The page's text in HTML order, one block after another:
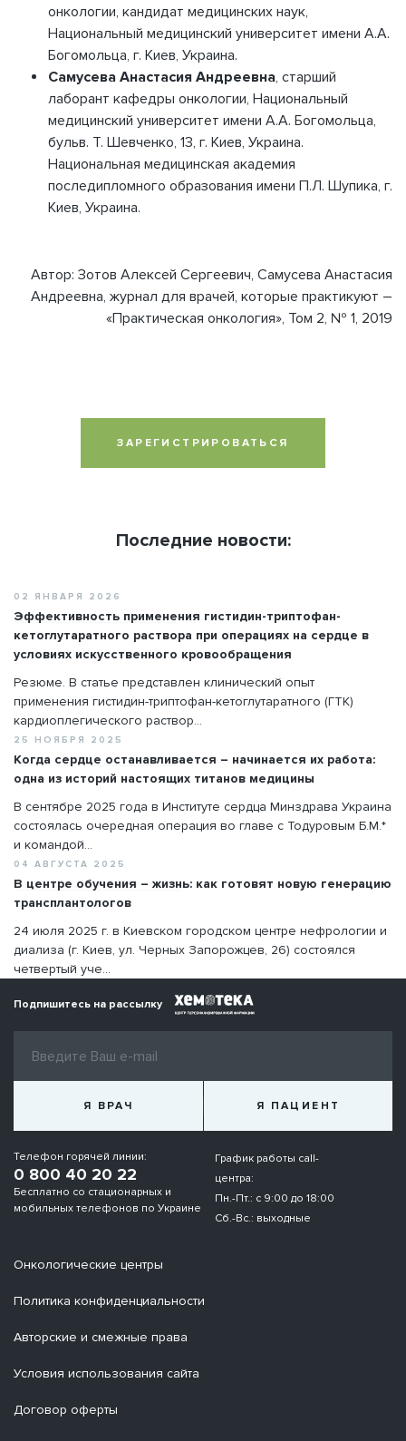
онкологии, кандидат медицинских наук,
Национальный медицинский университет имени А.А.
Богомольца, г. Киев, Украина.
Самусева Анастасия Андреевна, старший
лаборант кафедры онкологии, Национальный
медицинский университет имени А.А. Богомольца,
бульв. Т. Шевченко, 13, г. Киев, Украина.
Национальная медицинская академия
последипломного образования имени П.Л. Шупика, г.
Киев, Украина.
Автор: Зотов Алексей Сергеевич, Самусева Анастасия
Андреевна, журнал для врачей, которые практикуют –
«Практическая онкология», Том 2, № 1, 2019
ЗАРЕГИСТРИРОВАТЬСЯ
Последние новости:
02 ЯНВАРЯ 2026
Эффективность применения гистидин-триптофан-
кетоглутаратного раствора при операциях на сердце в
условиях искусственного кровообращения
Резюме. В статье представлен клинический опыт
применения гистидин-триптофан-кетоглутаратного (ГТК)
кардиоплегического раствор...
25 НОЯБРЯ 2025
Когда сердце останавливается – начинается их работа:
одна из историй настоящих титанов медицины
В сентябре 2025 года в Институте сердца Минздрава Украина
состоялась очередная операция во главе с Тодуровым Б.М.*
и командой...
04 АВГУСТА 2025
В центре обучения – жизнь: как готовят новую генерацию
трансплантологов
24 июля 2025 г. в Киевском городском центре нефрологии и
диализа (г. Киев, ул. Черных Запорожцев, 26) состоялся
четвертый уче...
Подпишитесь на рассылку
Я ВРАЧ Я ПАЦИЕНТ
Телефон горячей линии:
0 800 40 20 22
Бесплатно со стационарных и
мобильных телефонов по Украине
График работы call-
центра:
Пн.-Пт.: с 9:00 до 18:00
Сб.-Вс.: выходные
Онкологические центры
Политика конфиденциальности
Авторские и смежные права
Условия использования сайта
Договор оферты